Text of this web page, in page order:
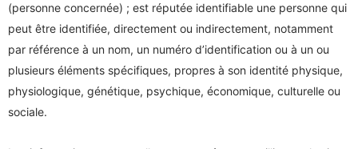
(personne concernée) ; est réputée identifiable une personne qui
peut être identifiée, directement ou indirectement, notamment
par référence à un nom, un numéro d’identification ou à un ou
plusieurs éléments spécifiques, propres à son identité physique,
physiologique, génétique, psychique, économique, culturelle ou
sociale.